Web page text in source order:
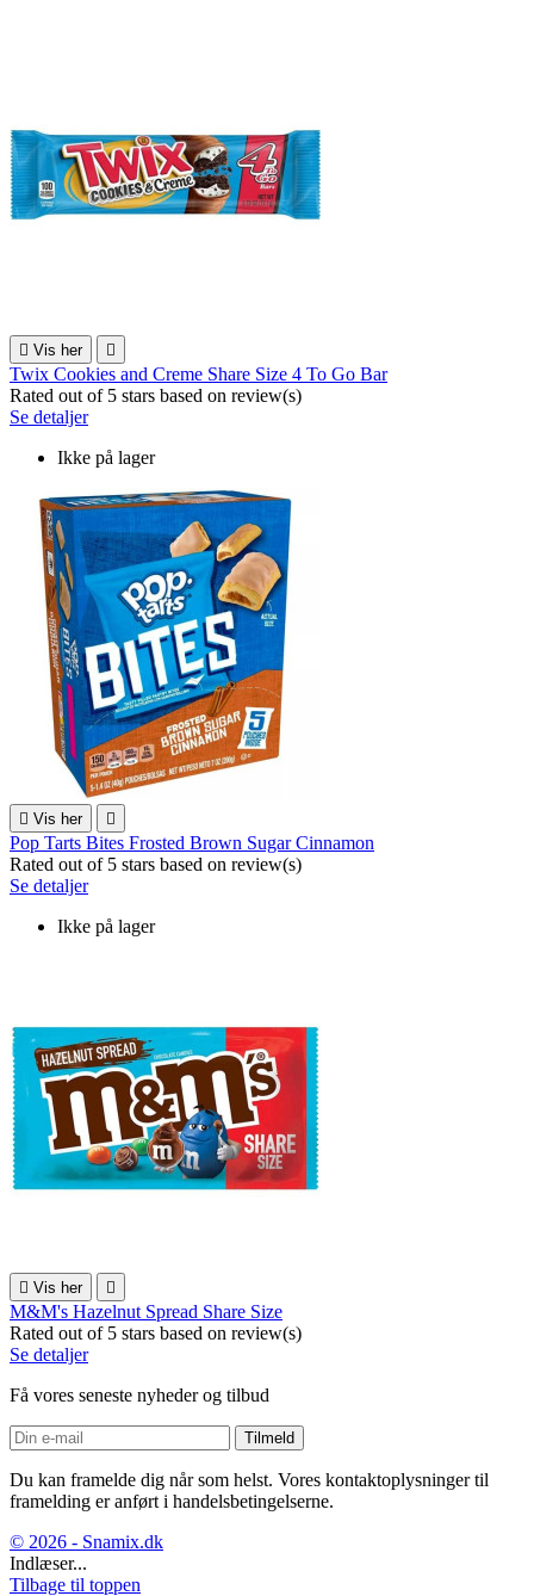
 Vis her 
Twix Cookies and Creme Share Size 4 To Go Bar
Rated out of 5 stars based on review(s)
Se detaljer
Ikke på lager
 Vis her 
Pop Tarts Bites Frosted Brown Sugar Cinnamon
Rated out of 5 stars based on review(s)
Se detaljer
Ikke på lager
 Vis her 
M&M's Hazelnut Spread Share Size
Rated out of 5 stars based on review(s)
Se detaljer
Få vores seneste nyheder og tilbud
Du kan framelde dig når som helst. Vores kontaktoplysninger til
framelding er anført i handelsbetingelserne.
© 2026 - Snamix.dk
Indlæser...
Tilbage til toppen